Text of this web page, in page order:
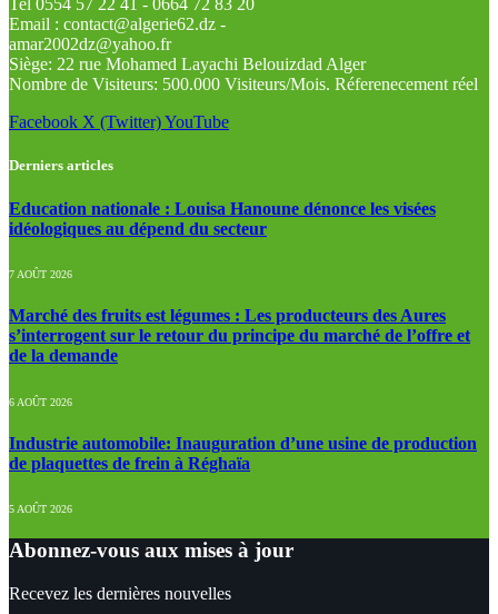
Email : contact@algerie62.dz -
amar2002dz@yahoo.fr
Siège: 22 rue Mohamed Layachi Belouizdad Alger
Nombre de Visiteurs: 500.000 Visiteurs/Mois. Réferenecement réel
Facebook X (Twitter)YouTube
Derniers articles
Education nationale : Louisa Hanoune dénonce les visées
idéologiques au dépend du secteur
7 AOÛT 2026
Marché des fruits est légumes : Les producteurs des Aures
s’interrogent sur le retour du principe du marché de l’offre et
de la demande
6 AOÛT 2026
Industrie automobile: Inauguration d’une usine de production
de plaquettes de frein à Réghaïa
5 AOÛT 2026
Abonnez-vous aux mises à jour
Recevez les dernières nouvelles